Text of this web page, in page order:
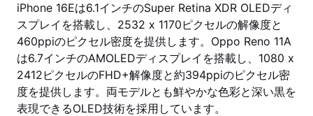
iPhone 16Eは6.1インチのSuper Retina XDR OLEDディ
スプレイを搭載し、2532 x 1170ピクセルの解像度と
460ppiのピクセル密度を提供します。Oppo Reno 11A
は6.7インチのAMOLEDディスプレイを搭載し、1080 x
2412ピクセルのFHD+解像度と約394ppiのピクセル密
度を提供します。両モデルとも鮮やかな色彩と深い黒を
表現できるOLED技術を採用しています。